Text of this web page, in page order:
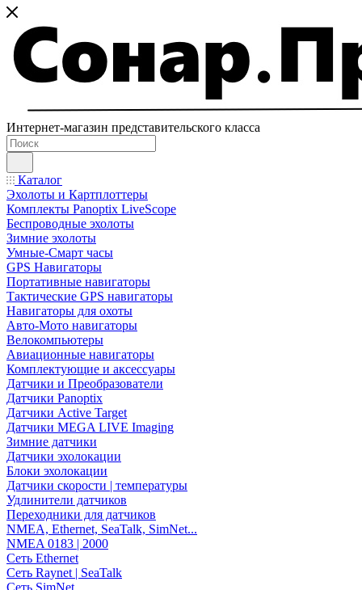
Интернет-магазин представительского класса
Каталог
Эхолоты и Картплоттеры
Комплекты Panoptix LiveScope
Беспроводные эхолоты
Зимние эхолоты
Умные-Смарт часы
GPS Навигаторы
Портативные навигаторы
Тактические GPS навигаторы
Навигаторы для охоты
Авто-Мото навигаторы
Велокомпьютеры
Авиационные навигаторы
Комплектующие и аксессуары
Датчики и Преобразователи
Датчики Panoptix
Датчики Active Target
Датчики MEGA LIVE Imaging
Зимние датчики
Датчики эхолокации
Блоки эхолокации
Датчики скорости | температуры
Удлинители датчиков
Переходники для датчиков
NMEA, Ethernet, SeaTalk, SimNet...
NMEA 0183 | 2000
Сеть Ethernet
Сеть Raynet | SeaTalk
Сеть SimNet